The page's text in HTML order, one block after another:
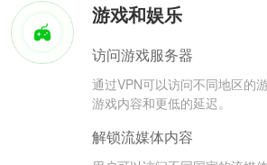
游戏和娱乐
访问游戏服务器
通过VPN可以访问不同地区的
游戏内容和更低的延迟。
解锁流媒体内容